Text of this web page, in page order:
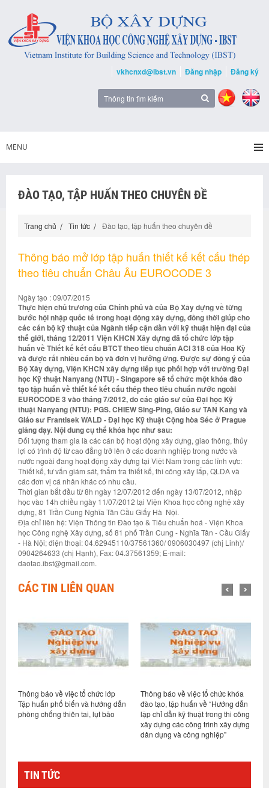
vkhcnxd@ibst.vn Đăng nhập Đăng ký
MENU
ĐÀO TẠO, TẬP HUẤN THEO CHUYÊN ĐỀ
Trang chủ Tin tức Đào tạo, tập huấn theo chuyên đề
Thông báo mở lớp tập huấn thiết kế kết cấu thép
theo tiêu chuẩn Châu Âu EUROCODE 3
Ngày tạo : 09/07/2015
Thực hiện chủ trương của Chính phủ và của Bộ Xây dựng về từng
bước hội nhập quốc tế trong hoạt động xây dựng, đồng thời giúp cho
các cán bộ kỹ thuật của Ngành tiếp cận dần với kỹ thuật hiện đại của
thế giới, tháng 12/2011 Viện KHCN Xây dựng đã tổ chức lớp tập
huấn về Thiết kế kết cấu BTCT theo tiêu chuẩn ACI 318 của Hoa Kỳ
và được rất nhiều cán bộ và đơn vị hưởng ứng. Được sự đồng ý của
Bộ Xây dựng, Viện KHCN xây dựng tiếp tục phối hợp với trường Đại
học Kỹ thuật Nanyang (NTU) - Singapore sẽ tổ chức một khóa đào
tạo tập huấn về thiết kế kết cấu thép theo tiêu chuẩn nước ngoài
EUROCODE 3 vào tháng 7/2012, do các giáo sư của Đại học Kỹ
thuật Nanyang (NTU): PGS. CHIEW Sing-Ping, Giáo sư TAN Kang và
Giáo sư Frantisek WALD - Đại học Kỹ thuật Cộng hòa Séc ở Prague
giảng dạy. Nội dung cụ thể khóa học như sau:
Đối tượng tham gia là các cán bộ hoạt động xây dựng, giao thông, thủy
lợi có trình độ từ cao đẳng trở lên ở các doanh nghiệp trong nước và
nước ngoài đang hoạt động xây dựng tại Việt Nam trong các lĩnh vực:
Thiết kế, tư vấn giám sát, thẩm tra thiết kế, thi công xây lắp, QLDA và
các đơn vị cá nhân khác có nhu cầu.
Thời gian bắt đầu từ 8h ngày 12/07/2012 đến ngày 13/07/2012, nhập
học vào 14h chiều ngày 11/07/2012 tại Viện Khoa học công nghệ xây
dựng, 81 Trần Cung Nghĩa Tân Cầu Giấy Hà Nội.
Địa chỉ liên hệ: Viện Thông tin Đào tạo & Tiêu chuẩn hoá - Viện Khoa
học Công nghệ Xây dựng, số 81 phố Trần Cung - Nghĩa Tân - Cầu Giấy
- Hà Nội; điện thoại: 04.62945110/37561360/ 0906030497 (chị Linh)/
0904264633 (chị Hạnh), Fax: 04.37561359; E-mail:
daotao.ibst@gmail.com.
CÁC TIN LIÊN QUAN
Thông báo về việc tổ chức lớp
Tập huấn phổ biến và hướng dẫn
phòng chống thiên tai, lụt bão
Thông báo về việc tổ chức khóa
đào tạo, tập huấn về “Hướng dẫn
lập chỉ dẫn kỹ thuật trong thi công
xây dựng các công trình xây dựng
dân dụng và công nghiệp”
TIN TỨC